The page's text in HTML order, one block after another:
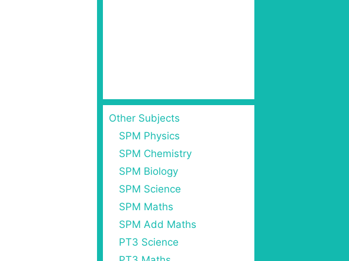
Other Subjects
SPM Physics
SPM Chemistry
SPM Biology
SPM Science
SPM Maths
SPM Add Maths
PT3 Science